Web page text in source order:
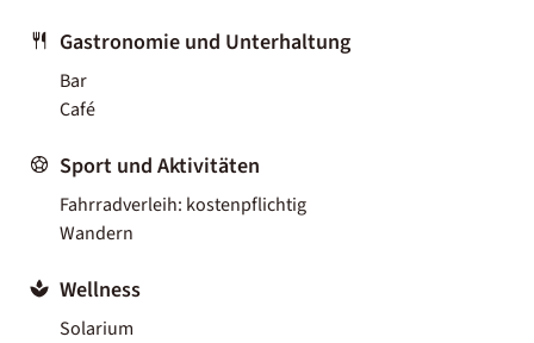
Gastronomie und Unterhaltung
Bar
Café
Sport und Aktivitäten
Fahrradverleih: kostenpflichtig
Wandern
Wellness
Solarium